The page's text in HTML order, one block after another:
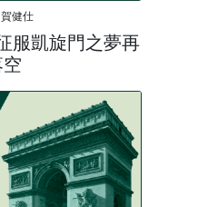
健仕
服凱旋門之夢再